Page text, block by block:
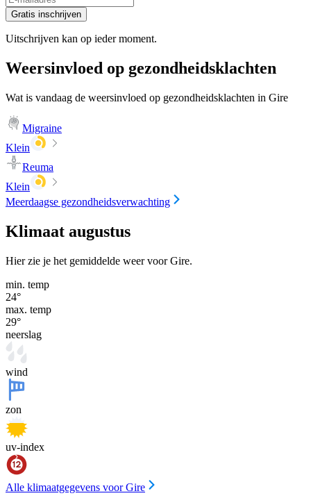
Gratis inschrijven
Uitschrijven kan op ieder moment.
Weersinvloed op gezondheidsklachten
Wat is vandaag de weersinvloed op gezondheidsklachten in Gire
Migraine
Klein
Reuma
Klein
Meerdaagse gezondheidsverwachting
Klimaat augustus
Hier zie je het gemiddelde weer voor Gire.
min. temp
24°
max. temp
29°
neerslag
wind
zon
uv-index
Alle klimaatgegevens voor Gire